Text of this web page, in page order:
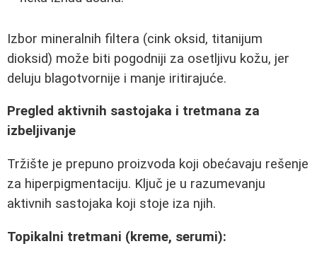
Izbor mineralnih filtera (cink oksid, titanijum
dioksid) može biti pogodniji za osetljivu kožu, jer
deluju blagotvornije i manje iritirajuće.
Pregled aktivnih sastojaka i tretmana za
izbeljivanje
Tržište je prepuno proizvoda koji obećavaju rešenje
za hiperpigmentaciju. Ključ je u razumevanju
aktivnih sastojaka koji stoje iza njih.
Topikalni tretmani (kreme, serumi):